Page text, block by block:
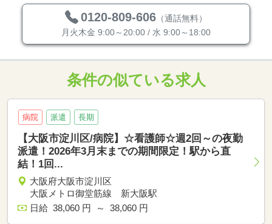
0120-809-606 （通話無料）
月火木金 9:00～20:00 / 水 9:00～18:00
条件の似ている求人
病院 派遣 長期
【大阪市淀川区/病院】☆看護師☆週2回～の夜勤
派遣！2026年3月末までの期間限定！駅から直
結！1回...
大阪府大阪市淀川区
大阪メトロ御堂筋線 新大阪駅
日給 38,060 円 ～ 38,060 円